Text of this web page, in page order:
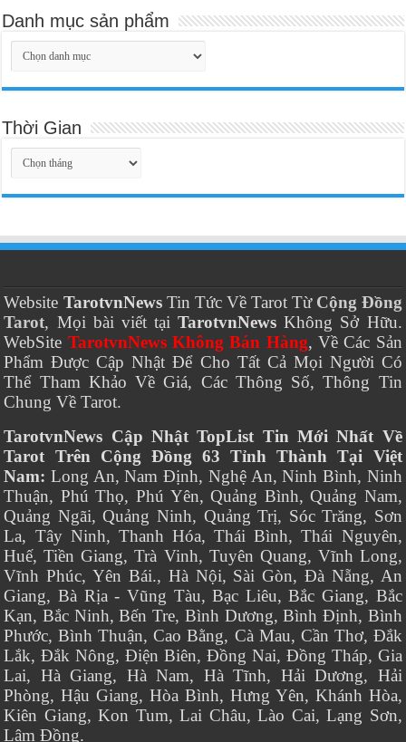
Danh mục sản phẩm
Thời Gian
Thời
Gian
Website TarotvnNewsTin Tức Về Tarot Từ Cộng Đồng
Tarot, Mọi bài viết tạiTarotvnNews Không Sở Hữu.
WebSite TarotvnNews Không Bán Hàng, Về Các Sản
Phẩm Được Cập Nhật Để Cho Tất Cả Mọi Người Có
Thể Tham Khảo Về Giá, Các Thông Số, Thông Tin
Chung Về Tarot.
TarotvnNews Cập Nhật TopList Tin Mới Nhất Về
Tarot Trên Cộng Đồng 63 Tỉnh Thành Tại Việt
Nam: Long An, Nam Định, Nghệ An, Ninh Bình, Ninh
Thuận, Phú Thọ, Phú Yên, Quảng Bình, Quảng Nam,
Quảng Ngãi, Quảng Ninh, Quảng Trị, Sóc Trăng, Sơn
La, Tây Ninh, Thanh Hóa, Thái Bình, Thái Nguyên,
Huế, Tiền Giang, Trà Vinh, Tuyên Quang, Vĩnh Long,
Vĩnh Phúc, Yên Bái., Hà Nội, Sài Gòn, Đà Nẵng, An
Giang, Bà Rịa - Vũng Tàu, Bạc Liêu, Bắc Giang, Bắc
Kạn, Bắc Ninh, Bến Tre, Bình Dương, Bình Định, Bình
Phước, Bình Thuận, Cao Bằng, Cà Mau, Cần Thơ, Đắk
Lắk, Đắk Nông, Điện Biên, Đồng Nai, Đồng Tháp, Gia
Lai, Hà Giang, Hà Nam, Hà Tĩnh, Hải Dương, Hải
Phòng, Hậu Giang, Hòa Bình, Hưng Yên, Khánh Hòa,
Kiên Giang, Kon Tum, Lai Châu, Lào Cai, Lạng Sơn,
Lâm Đồng.